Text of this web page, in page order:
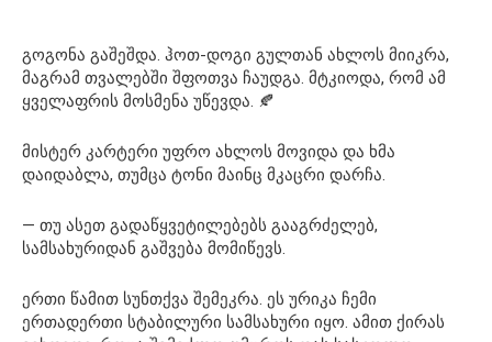
გოგონა გაშეშდა. ჰოთ-დოგი გულთან ახლოს მიიკრა,
მაგრამ თვალებში შფოთვა ჩაუდგა. მტკიოდა, რომ ამ
ყველაფრის მოსმენა უწევდა. 🍂
მისტერ კარტერი უფრო ახლოს მოვიდა და ხმა
დაიდაბლა, თუმცა ტონი მაინც მკაცრი დარჩა.
— თუ ასეთ გადაწყვეტილებებს გააგრძელებ,
სამსახურიდან გაშვება მომიწევს.
ერთი წამით სუნთქვა შემეკრა. ეს ურიკა ჩემი
ერთადერთი სტაბილური სამსახური იყო. ამით ქირას